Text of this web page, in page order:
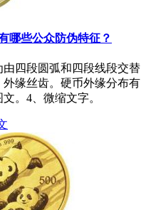
哪些公众防伪特征？
四段圆弧和四段线段交替
缘丝齿。硬币外缘分布有
。4、微缩文字。